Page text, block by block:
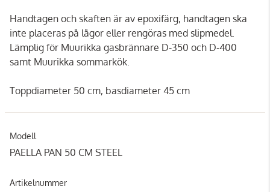
Handtagen och skaften är av epoxifärg, handtagen ska
inte placeras på lågor eller rengöras med slipmedel.
Lämplig för Muurikka gasbrännare D-350 och D-400
samt Muurikka sommarkök.
Toppdiameter 50 cm, basdiameter 45 cm
Modell
PAELLA PAN 50 CM STEEL
Artikelnummer